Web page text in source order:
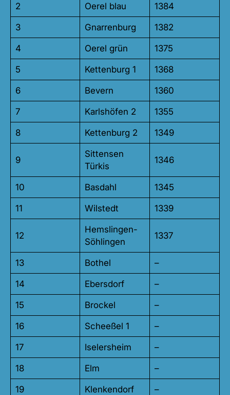
2 Oerel blau 1384
3 Gnarrenburg 1382
4 Oerel grün 1375
5 Kettenburg 1 1368
6 Bevern 1360
7 Karlshöfen 2 1355
8 Kettenburg 2 1349
9
Sittensen
Türkis
1346
10 Basdahl 1345
11 Wilstedt 1339
12
Hemslingen-
Söhlingen
1337
13 Bothel –
14 Ebersdorf –
15 Brockel –
16 Scheeßel 1 –
17 Iselersheim –
18 Elm –
19 Klenkendorf –